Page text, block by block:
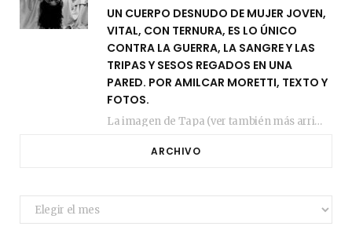
UN CUERPO DESNUDO DE MUJER JOVEN,
VITAL, CON TERNURA, ES LO ÚNICO
CONTRA LA GUERRA, LA SANGRE Y LAS
TRIPAS Y SESOS REGADOS EN UNA
PARED. POR AMILCAR MORETTI, TEXTO Y
FOTOS.
La imagen de Tapa (ver también más arriba) fue compuesta en estos días de febrero…
ARCHIVO
Archivo